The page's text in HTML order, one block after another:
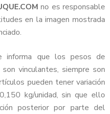
no es responsable
en la imagen mostrada
informa que los pesos de
vinculantes, siempre son
pueden tener variación
kg/unidad, sin que ello
posterior por parte del